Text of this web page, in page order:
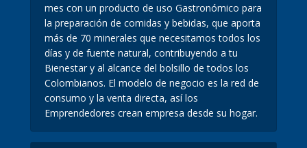
mes con un producto de uso Gastronómico para
la preparación de comidas y bebidas, que aporta
más de 70 minerales que necesitamos todos los
días y de fuente natural, contribuyendo a tu
Bienestar y al alcance del bolsillo de todos los
Colombianos. El modelo de negocio es la red de
consumo y la venta directa, así los
Emprendedores crean empresa desde su hogar.